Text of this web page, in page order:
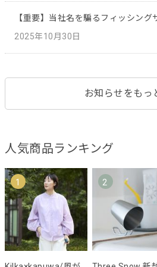
【重要】当社名を騙るフィッシン
2025年10月30日
お知らせをもっ
人気商品ランキング
1 2